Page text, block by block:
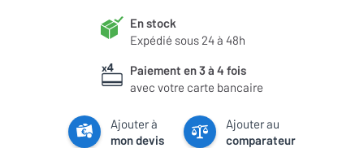
En stock
Expédié sous 24 à 48h
Paiement en 3 à 4 fois
avec votre carte bancaire
Ajouter à
mon devis
Ajouter au
comparateur